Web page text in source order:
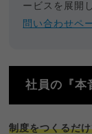
ービスを展開
問い合わせペ
社員の『本
制度をつくるだ